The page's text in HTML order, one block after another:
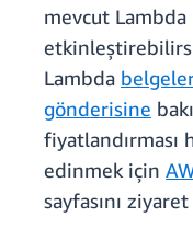
mevcut
Lambda
gönderisine
fiyatlandırması
edinmek için
sayfasını